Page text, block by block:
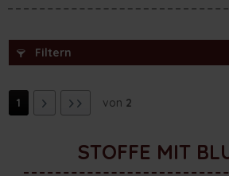
Filtern
1 von 2
STOFFE MIT